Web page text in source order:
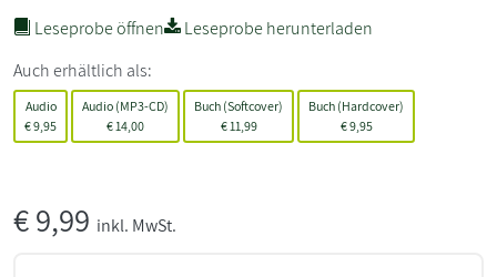
Leseprobe öffnen
Leseprobe herunterladen
Auch erhältlich als:
Audio
€9,95
Audio (MP3-CD)
€14,00
Buch (Softcover)
€11,99
Buch (Hardcover)
€9,95
€9,99 inkl. MwSt.